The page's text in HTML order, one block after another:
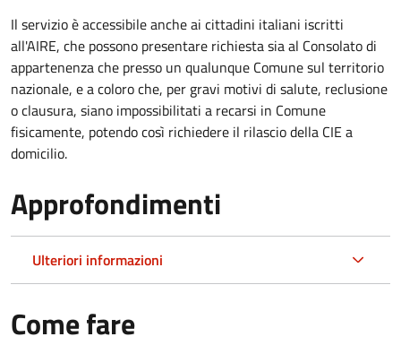
Il servizio è accessibile anche ai cittadini italiani iscritti
all'AIRE, che possono presentare richiesta sia al Consolato di
appartenenza che presso un qualunque Comune sul territorio
nazionale, e a coloro che, per gravi motivi di salute, reclusione
o clausura, siano impossibilitati a recarsi in Comune
fisicamente, potendo così richiedere il rilascio della CIE a
domicilio.
Approfondimenti
Ulteriori informazioni
Come fare